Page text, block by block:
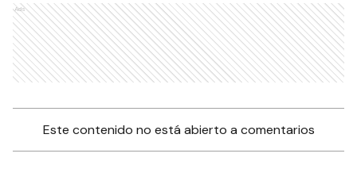
Ads
Este contenido no está abierto a comentarios